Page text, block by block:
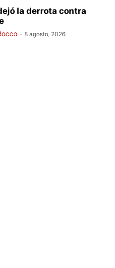
la derrota contra
- 8 agosto, 2026